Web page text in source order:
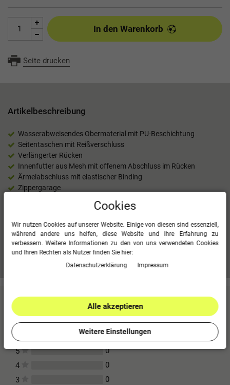
In den Warenkorb
Seite drucken
Artikelbeschreibung
Wasserabweisendes Obermaterial mit PU-Beschichtung
Seitentaschen mit Reißverschluss
Verlängerter Rücken
Innenfutter aus Mesh mit offenem Abschluss im Rücken
Ärmelabschluss mit elastischer Binding
Zippergarage
Mehr Informationen zum EU Verantwortlichen »
Kundenbewertungen
Für diesen Artikel erfolgte leider noch keine
5
0
4
0
3
0
Cookies
Wir nutzen Cookies auf unserer Website. Einige von diesen sind essenziell,
während andere uns helfen, diese Website und Ihre Erfahrung zu
verbessern. Weitere Informationen zu den von uns verwendeten Cookies
und Ihren Rechten als Nutzer finden Sie hier:
Daten­schutz­erklärung
Impressum
Alle akzeptieren
Weitere Einstellungen